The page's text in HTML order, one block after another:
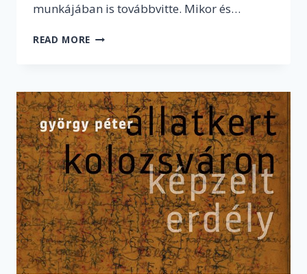
munkájában is továbbvitte. Mikor és…
READ MORE “MÁR
TÁRSADALMI
ÜZENETE,
HOGY
ELVISZEL
EGY
CSAPATNYI
ROMA
GYEREKET
A
TRAFÓBA”
–
INTERJÚ
TÓTH